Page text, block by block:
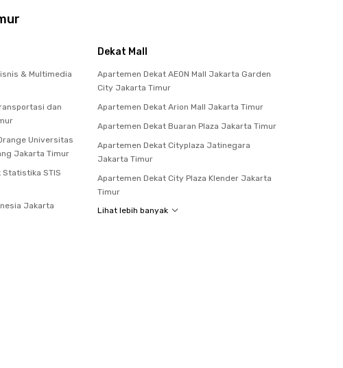
& Multimedia
dan
Universitas
Jakarta Timur
Statistika STIS
Jakarta
Dekat Mall
Apartemen Dekat AEON Mall Jakarta Garden
City Jakarta Timur
Apartemen Dekat Arion Mall Jakarta Timur
Apartemen Dekat Buaran Plaza Jakarta Timur
Apartemen Dekat Cityplaza Jatinegara
Jakarta Timur
Apartemen Dekat City Plaza Klender Jakarta
Timur
Lihat lebih banyak